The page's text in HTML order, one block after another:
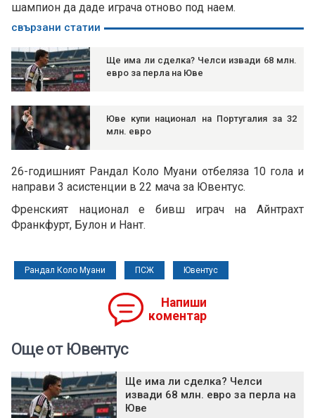
шампион да даде играча отново под наем.
свързани статии
Ще има ли сделка? Челси извади 68 млн.
евро за перла на Юве
Юве купи национал на Португалия за 32
млн. евро
26-годишният Рандал Коло Муани отбеляза 10 гола и
направи 3 асистенции в 22 мача за Ювентус.
Френският национал е бивш играч на Айнтрахт
Франкфурт, Булон и Нант.
Рандал Коло Муани ПСЖ Ювентус
Напиши
коментар
Още от Ювентус
Ще има ли сделка? Челси
извади 68 млн. евро за перла на
Юве